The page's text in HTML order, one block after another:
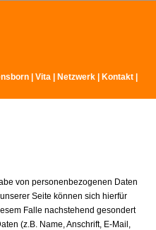
Vita Netzwerk Kontakt
von personenbezogenen Daten
Seite können sich hierfür
Falle nachstehend gesondert
(z.B. Name, Anschrift, E-Mail,